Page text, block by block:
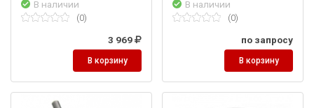
В наличии
(0)
3 969
В корзину
В наличии
(0)
по запросу
В корзину